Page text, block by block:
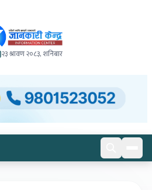
२३ श्रावण २०८३, शनिबार